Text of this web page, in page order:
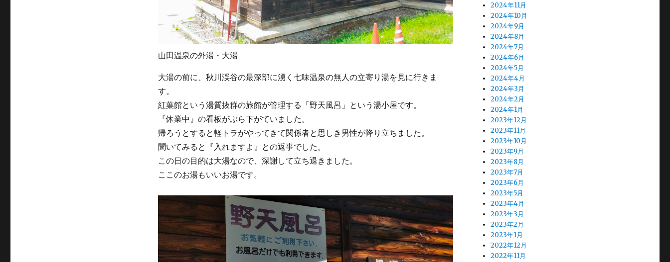
山田温泉の外湯・大湯
大湯の前に、秋川渓谷の最深部に湧く七味温泉の無人の立寄り湯を見に行きま
す。
紅葉館という湯質抜群の旅館が管理する「野天風呂」という湯小屋です。
『休業中』の看板がぶら下がていました。
帰ろうとすると軽トラがやってきて関係者と思しき男性が降り立ちました。
聞いてみると『入れますよ』との返事でした。
この日の目的は大湯なので、深謝して立ち退きました。
ここのお湯もいいお湯です。
2024年11月
2024年10月
2024年9月
2024年8月
2024年7月
2024年6月
2024年5月
2024年4月
2024年3月
2024年2月
2024年1月
2023年12月
2023年11月
2023年10月
2023年9月
2023年8月
2023年7月
2023年6月
2023年5月
2023年4月
2023年3月
2023年2月
2023年1月
2022年12月
2022年11月